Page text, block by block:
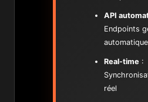
API
Endpoints
Real-time :
réel